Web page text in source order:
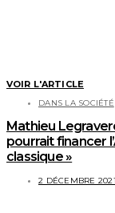
VOIR L'ARTICLE
DANS LA SOCIÉTÉ
Mathieu
pourrait financer
classique »
2 DÉCEMBRE 2021